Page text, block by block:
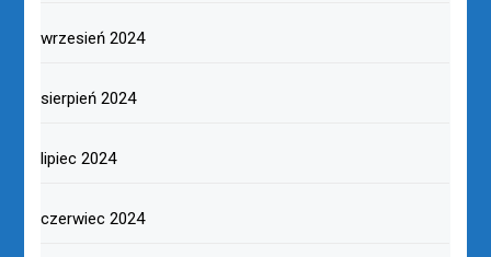
wrzesień 2024
sierpień 2024
lipiec 2024
czerwiec 2024